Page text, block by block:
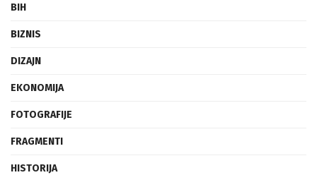
BIH
BIZNIS
DIZAJN
EKONOMIJA
FOTOGRAFIJE
FRAGMENTI
HISTORIJA